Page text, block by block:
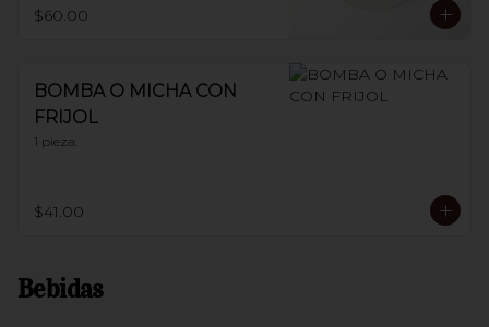
$60.00
BOMBA O MICHA CON
FRIJOL
1 pieza.
$41.00
Bebidas